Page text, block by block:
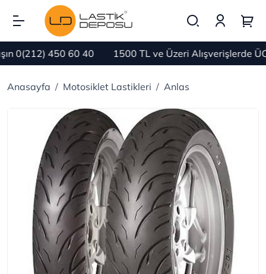
0(212) 450 60 40 1500 TL ve Üzeri Alışverişlerde
Anasayfa Motosiklet Lastikleri Anlas